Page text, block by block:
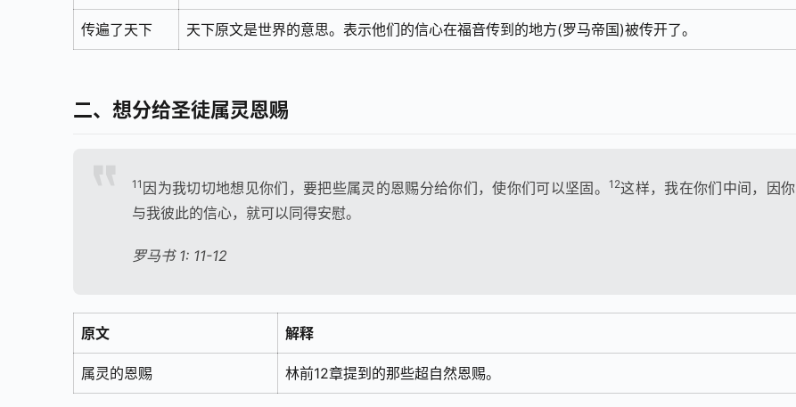
传遍了天下 天下原文是世界的意思。表示他们的信心在福音传到的地方(罗马帝国)被传开了。
二、想分给圣徒属灵恩赐
11 因为我切切地想见你们，要把些属灵的恩赐分给你们，使你们可以坚固。 12这样，我在你们中间，因你
与我彼此的信心，就可以同得安慰。
罗马书 1: 11-12
原文 解释
属灵的恩赐 林前12章提到的那些超自然恩赐。